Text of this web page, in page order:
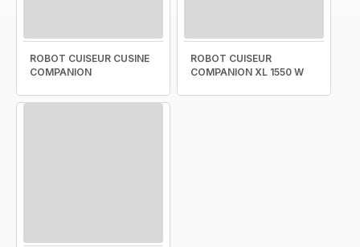
ROBOT CUISEUR CUSINE
COMPANION
ROBOT CUISEUR
COMPANION XL 1550 W